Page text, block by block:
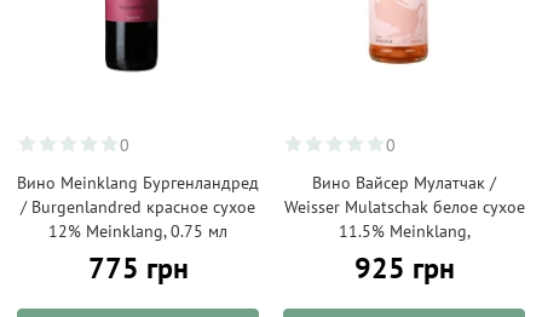
0
Вино Meinklang Бургенландред
/ Burgenlandred красное сухое
12% Мeinklang, 0.75 мл
775 грн
0
Вино Вайсер Мулатчак /
Weisser Mulatschak белое сухое
11.5% Мeinklang,
925 грн